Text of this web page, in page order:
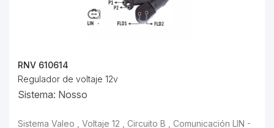
RNV 610614
Regulador de voltaje 12v
Sistema: Nosso
Sistema Valeo , Voltaje 12 , Circuito B , Comunicación LIN -